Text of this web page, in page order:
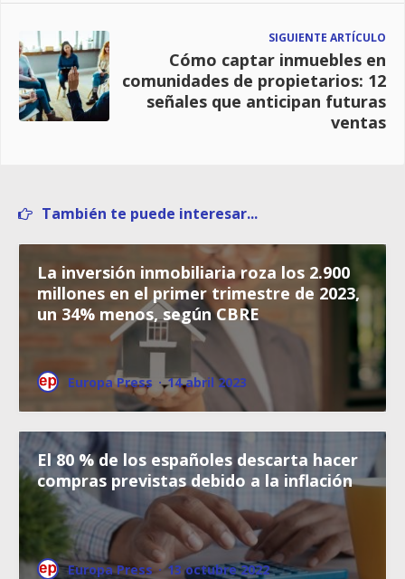
SIGUIENTE ARTÍCULO
Cómo captar inmuebles en
comunidades de propietarios: 12
señales que anticipan futuras
ventas
También te puede interesar...
La inversión inmobiliaria roza los 2.900
millones en el primer trimestre de 2023,
un 34% menos, según CBRE
Europa Press · 14 abril 2023
El 80 % de los españoles descarta hacer
compras previstas debido a la inflación
Europa Press · 13 octubre 2022